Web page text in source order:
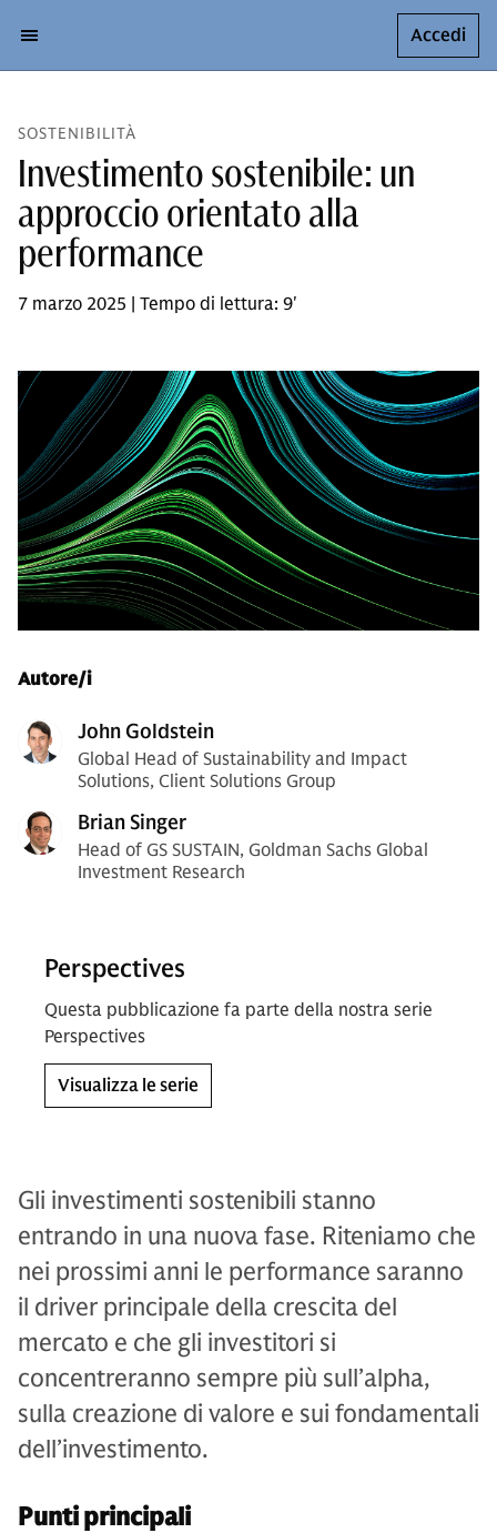
Accedi
SOSTENIBILITÀ
Investimento sostenibile: un
approccio orientato alla
performance
7 marzo 2025 | Tempo di lettura: 9'
Autore/i
John Goldstein
Global Head of Sustainability and Impact
Solutions, Client Solutions Group
Brian Singer
Head of GS SUSTAIN, Goldman Sachs Global
Investment Research
Perspectives
Questa pubblicazione fa parte della nostra serie
Perspectives
Visualizza le serie
Gli investimenti sostenibili stanno
entrando in una nuova fase. Riteniamo che
nei prossimi anni le performance saranno
il driver principale della crescita del
mercato e che gli investitori si
concentreranno sempre più sull’alpha,
sulla creazione di valore e sui fondamentali
dell’investimento.
Punti principali